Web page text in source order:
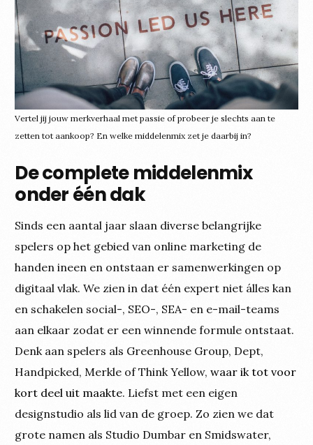
Vertel jij jouw merkverhaal met passie of probeer je slechts aan te
zetten tot aankoop? En welke middelenmix zet je daarbij in?
De complete middelenmix
onder één dak
Sinds een aantal jaar slaan diverse belangrijke
spelers op het gebied van online marketing de
handen ineen en ontstaan er samenwerkingen op
digitaal vlak. We zien in dat één expert niet álles kan
en schakelen social-, SEO-, SEA- en e-mail-teams
aan elkaar zodat er een winnende formule ontstaat.
Denk aan spelers als Greenhouse Group, Dept,
Handpicked, Merkle of Think Yellow,waar ik tot voor
kort deel uit maakte. Liefst met een eigen
designstudio als lid van de groep. Zo zien we dat
grote namen als Studio Dumbar en Smidswater,